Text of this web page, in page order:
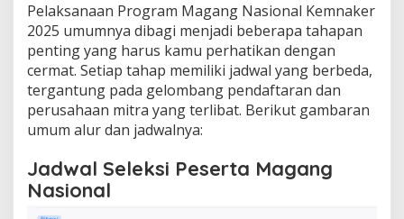
Pelaksanaan Program Magang Nasional Kemnaker
2025 umumnya dibagi menjadi beberapa tahapan
penting yang harus kamu perhatikan dengan
cermat. Setiap tahap memiliki jadwal yang berbeda,
tergantung pada gelombang pendaftaran dan
perusahaan mitra yang terlibat. Berikut gambaran
umum alur dan jadwalnya:
Jadwal Seleksi Peserta Magang
Nasional